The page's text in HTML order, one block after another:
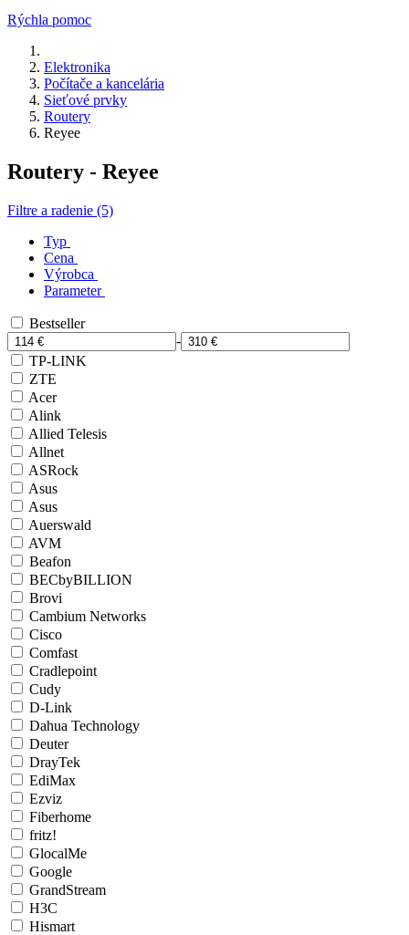
Rýchla pomoc
Elektronika
Počítače a kancelária
Sieťové prvky
Routery
Reyee
Routery - Reyee
Filtre a radenie (5)
Typ
Cena
Výrobca
Parameter
Bestseller
-
TP-LINK
ZTE
Acer
Alink
Allied Telesis
Allnet
ASRock
Asus
Asus
Auerswald
AVM
Beafon
BECbyBILLION
Brovi
Cambium Networks
Cisco
Comfast
Cradlepoint
Cudy
D-Link
Dahua Technology
Deuter
DrayTek
EdiMax
Ezviz
Fiberhome
fritz!
GlocalMe
Google
GrandStream
H3C
Hismart